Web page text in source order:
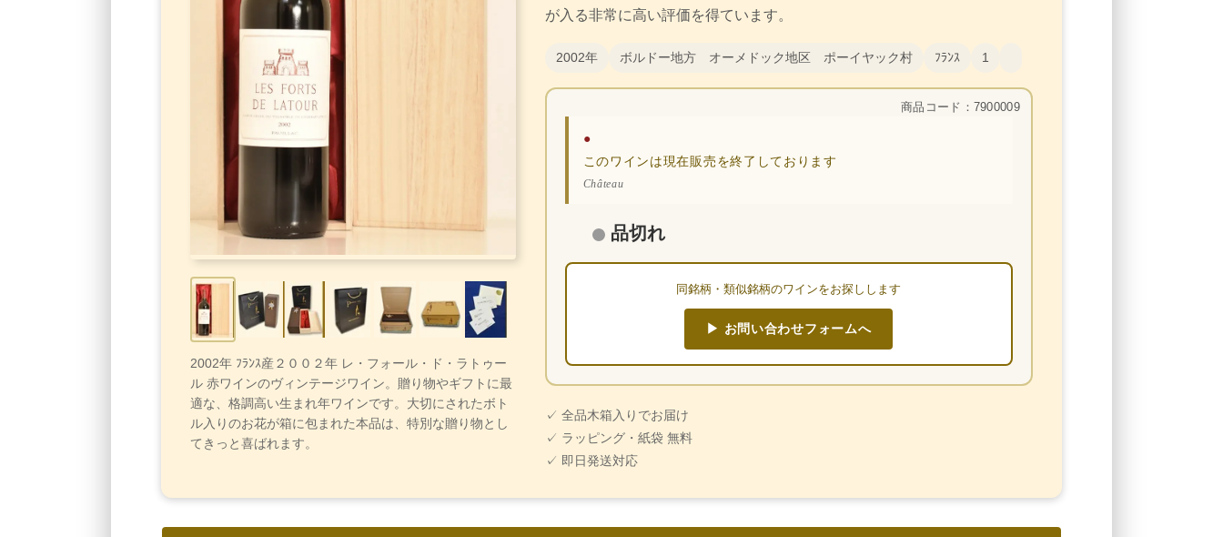
2002年 ﾌﾗﾝｽ産２００２年 レ・フォール・ド・ラトゥー
ル 赤ワインのヴィンテージワイン。贈り物やギフトに最
適な、格調高い生まれ年ワインです。大切にされたボト
ル入りのお花が箱に包まれた本品は、特別な贈り物とし
てきっと喜ばれます。
が入る非常に高い評価を得ています。
2002年 ボルドー地方 オーメドック地区 ポーイヤック村 ﾌﾗﾝｽ 1
商品コード：7900009
●
このワインは現在販売を終了しております
Château
品切れ
同銘柄・類似銘柄のワインをお探しします
▶ お問い合わせフォームへ
✓ 全品木箱入りでお届け
✓ ラッピング・紙袋 無料
✓ 即日発送対応